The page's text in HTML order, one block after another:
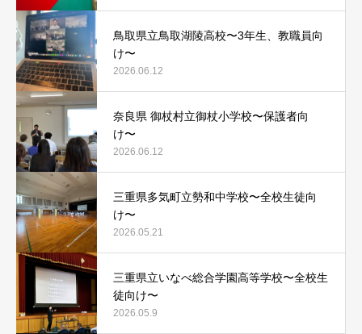
鳥取県立鳥取湖陵高校〜3年生、教職員向
け〜
2026.06.12
奈良県 御杖村立御杖小学校〜保護者向
け〜
2026.06.12
三重県多気町立勢和中学校〜全校生徒向
け〜
2026.05.21
三重県立いなべ総合学園高等学校〜全校生
徒向け〜
2026.05.9